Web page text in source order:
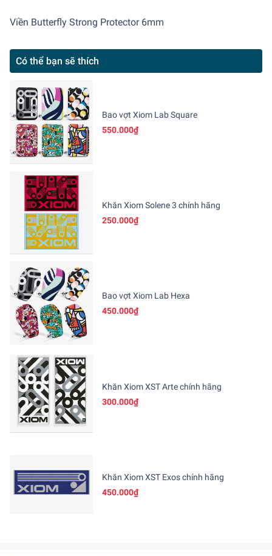
Viền Butterfly Strong Protector 6mm
Có thể bạn sẽ thích
Bao vợt Xiom Lab Square
550.000₫
Khăn Xiom Solene 3 chính hãng
250.000₫
Bao vợt Xiom Lab Hexa
450.000₫
Khăn Xiom XST Arte chính hãng
300.000₫
Khăn Xiom XST Exos chính hãng
450.000₫